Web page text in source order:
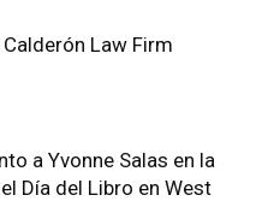
Law Firm
a Yvonne Salas en la
Día del Libro en West